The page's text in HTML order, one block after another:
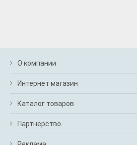
О компании
Интернет магазин
Каталог товаров
Партнерство